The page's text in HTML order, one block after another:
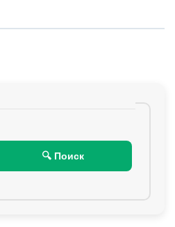
🔍 Поиск